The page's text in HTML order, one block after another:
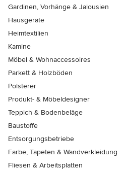
Gardinen, Vorhänge & Jalousien
Hausgeräte
Heimtextilien
Kamine
Möbel & Wohnaccessoires
Parkett & Holzböden
Polsterer
Produkt- & Möbeldesigner
Teppich & Bodenbeläge
Baustoffe
Entsorgungsbetriebe
Farbe, Tapeten & Wandverkleidung
Fliesen & Arbeitsplatten